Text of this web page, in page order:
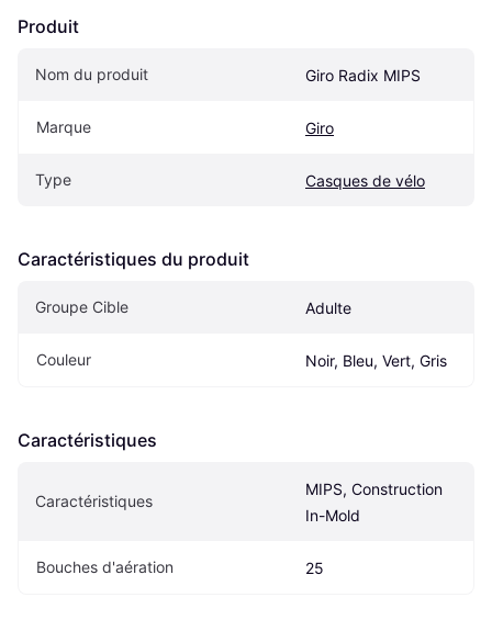
Produit
Nom du produit Giro Radix MIPS
Marque Giro
Type Casques de vélo
Caractéristiques du produit
Groupe Cible Adulte
Couleur Noir, Bleu, Vert, Gris
Caractéristiques
Caractéristiques
MIPS, Construction
In-Mold
Bouches d'aération 25